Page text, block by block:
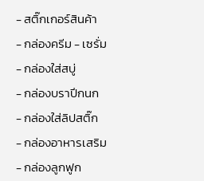
- สติ๊กเกอร์สินค้า
- กล่องครีม - เซรั่ม
- กล่องใส่สบู่
- กล่องบราปีกนก
- กล่องใส่ลิปสติ๊ก
- กล่องอาหารเสริม
- กล่องลูกฟูก